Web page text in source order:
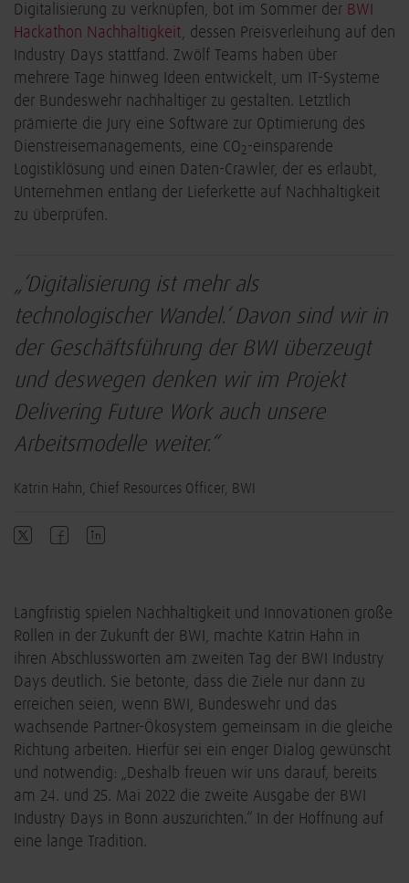
Digitalisierung zu verknüpfen, bot im Sommer der BWI
Hackathon Nachhaltigkeit, dessen Preisverleihung auf den
Industry Days stattfand. Zwölf Teams haben über
mehrere Tage hinweg Ideen entwickelt, um IT-Systeme
der Bundeswehr nachhaltiger zu gestalten. Letztlich
prämierte die Jury eine Software zur Optimierung des
Dienstreisemanagements, eine CO2-einsparende
Logistiklösung und einen Daten-Crawler, der es erlaubt,
Unternehmen entlang der Lieferkette auf Nachhaltigkeit
zu überprüfen.
„‘Digitalisierung ist mehr als
technologischer Wandel.‘ Davon sind wir in
der Geschäftsführung der BWI überzeugt
und deswegen denken wir im Projekt
Delivering Future Work auch unsere
Arbeitsmodelle weiter.“
Katrin Hahn, Chief Resources Officer, BWI
Langfristig spielen Nachhaltigkeit und Innovationen große
Rollen in der Zukunft der BWI, machte Katrin Hahn in
ihren Abschlussworten am zweiten Tag der BWI Industry
Days deutlich. Sie betonte, dass die Ziele nur dann zu
erreichen seien, wenn BWI, Bundeswehr und das
wachsende Partner-Ökosystem gemeinsam in die gleiche
Richtung arbeiten. Hierfür sei ein enger Dialog gewünscht
und notwendig: „Deshalb freuen wir uns darauf, bereits
am 24. und 25. Mai 2022 die zweite Ausgabe der BWI
Industry Days in Bonn auszurichten.“ In der Hoffnung auf
eine lange Tradition.